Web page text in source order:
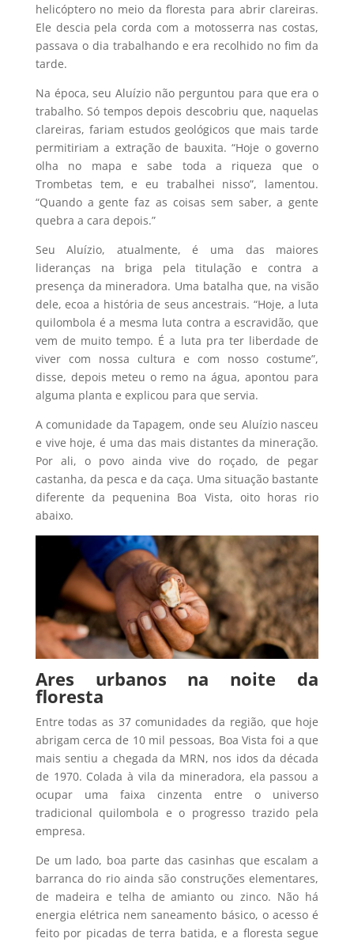
helicóptero no meio da floresta para abrir clareiras.
Ele descia pela corda com a motosserra nas costas,
passava o dia trabalhando e era recolhido no fim da
tarde.
Na época, seu Aluízio não perguntou para que era o
trabalho. Só tempos depois descobriu que, naquelas
clareiras, fariam estudos geológicos que mais tarde
permitiriam a extração de bauxita. “Hoje o governo
olha no mapa e sabe toda a riqueza que o
Trombetas tem, e eu trabalhei nisso”, lamentou.
“Quando a gente faz as coisas sem saber, a gente
quebra a cara depois.”
Seu Aluízio, atualmente, é uma das maiores
lideranças na briga pela titulação e contra a
presença da mineradora. Uma batalha que, na visão
dele, ecoa a história de seus ancestrais. “Hoje, a luta
quilombola é a mesma luta contra a escravidão, que
vem de muito tempo. É a luta pra ter liberdade de
viver com nossa cultura e com nosso costume”,
disse, depois meteu o remo na água, apontou para
alguma planta e explicou para que servia.
A comunidade da Tapagem, onde seu Aluízio nasceu
e vive hoje, é uma das mais distantes da mineração.
Por ali, o povo ainda vive do roçado, de pegar
castanha, da pesca e da caça. Uma situação bastante
diferente da pequenina Boa Vista, oito horas rio
abaixo.
Ares urbanos na noite da
floresta
Entre todas as 37 comunidades da região, que hoje
abrigam cerca de 10 mil pessoas, Boa Vista foi a que
mais sentiu a chegada da MRN, nos idos da década
de 1970. Colada à vila da mineradora, ela passou a
ocupar uma faixa cinzenta entre o universo
tradicional quilombola e o progresso trazido pela
empresa.
De um lado, boa parte das casinhas que escalam a
barranca do rio ainda são construções elementares,
de madeira e telha de amianto ou zinco. Não há
energia elétrica nem saneamento básico, o acesso é
feito por picadas de terra batida, e a floresta segue